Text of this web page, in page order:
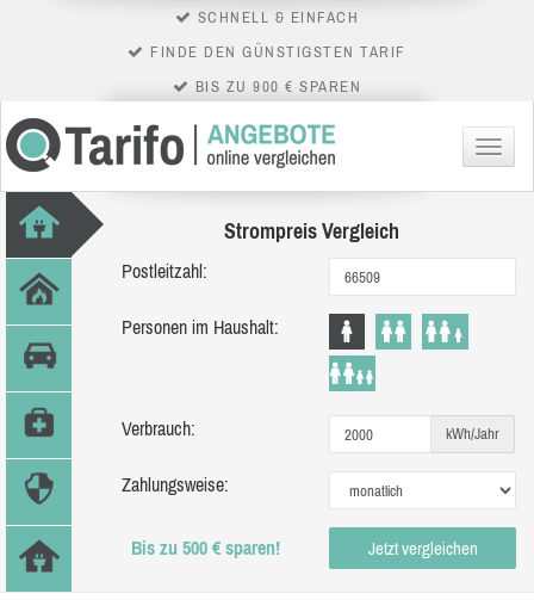
SCHNELL & EINFACH
FINDE DEN GÜNSTIGSTEN TARIF
BIS ZU 900 € SPAREN
Menü
Strompreis Vergleich
Postleitzahl:
Personen im Haushalt:
Verbrauch: kWh/Jahr
Zahlungsweise:
Bis zu 500 € sparen! Jetzt vergleichen